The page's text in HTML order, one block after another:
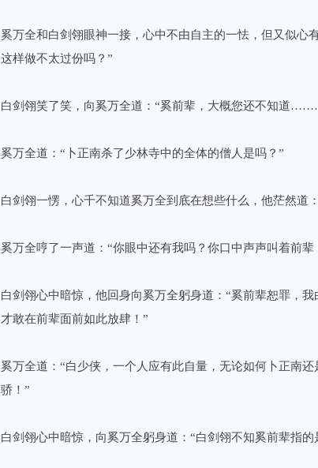
奚万全和白剑翎眼神一接，心中不由自主的一怯，但又似心
这样做不太过份吗？”
白剑翎笑了笑，向奚万全道：“奚前辈，大概您还不知道
奚万全道：“卜正南杀了少林寺中的全体的僧人是吗？”
白剑翎一愣，心千不知道奚万全到底在想些什么，他茫然道
奚万全哼了一声道：“你眼中还有我吗？你口中声声叫着前
白剑翎心中暗惊，他回身向奚万全躬身道：“奚前辈恕罪，
才敢在前辈面前如此放肆！”
奚万全道：“白少侠，一个人应有此自量，无论如何卜正南
骄！”
白剑翎心中暗惊，向奚万全躬身道：“白剑翎不知奚前辈指的